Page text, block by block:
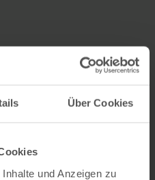
Über Cookies
und Anzeigen zu